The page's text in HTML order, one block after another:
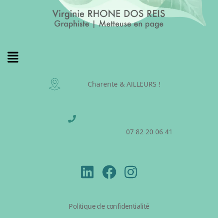
Charente & AILLEURS !
07 82 20 06 41
Politique de confidentialité